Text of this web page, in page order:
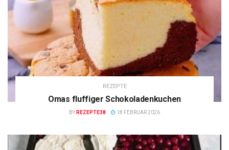
REZEPTE
Omas fluffiger Schokoladenkuchen
BY REZEPTE38 18 FEBRUAR 2026